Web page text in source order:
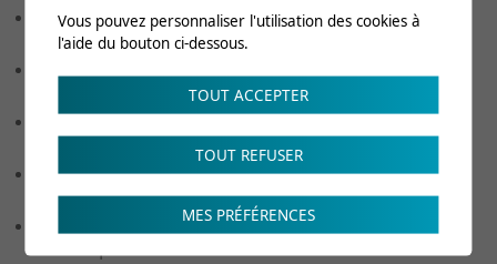
Dre Maria Iakova, Vice CMO, Cheffe du centre
d'évaluation et d'expertise | CRR
Mme Isabelle Kunze, Head of Health Unit | Vaudoise
Assurances
Dre Sylvie Munsch, Spécialiste en assurances sociales,
Médecin d'assurance | Suva
, Responsable du service réadaptation
Vous pouvez personnaliser l'utilisation des cookies à
l'aide du bouton ci-dessous.
TOUT ACCEPTER
TOUT REFUSER
MES PRÉFÉRENCES